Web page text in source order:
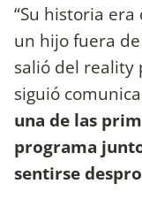
“Su historia
un hijo fuera
salió del reality
siguió
una de las
programa
sentirse